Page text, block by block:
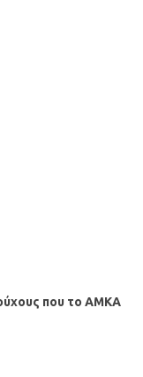
που το ΑΜΚΑ